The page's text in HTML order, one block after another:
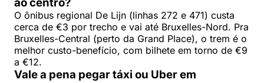
ao centro?
O ônibus regional De Lijn (linhas 272 e 471) custa
cerca de €3 por trecho e vai até Bruxelles-Nord. Pra
Bruxelles-Central (perto da Grand Place), o trem é o
melhor custo-benefício, com bilhete em torno de €9
a €12.
Vale a pena pegar táxi ou Uber em